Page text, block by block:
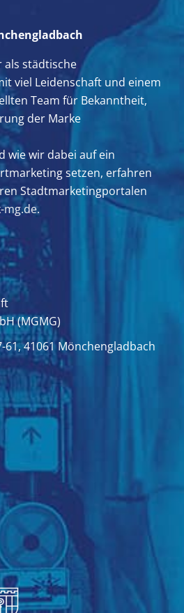
als städtische
viel Leidenschaft und einem
Team für Bekanntheit,
der Marke
wie wir dabei auf ein
setzen, erfahren
Stadtmarketingportalen
mg.de.
(MGMG)
41061 Mönchengladbach